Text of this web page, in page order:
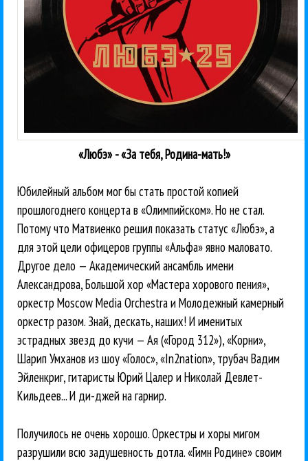
«Любэ» - «За тебя, Родина-мать!»
Юбилейный альбом мог бы стать простой копией
прошлогоднего концерта в «Олимпийском». Но не стал.
Потому что Матвиенко решил показать статус «Любэ», а
для этой цели офицеров группы «Альфа» явно маловато.
Другое дело — Академический ансамбль имени
Александрова, Большой хор «Мастера хорового пения»,
оркестр Moscow Media Orchestra и Молодежный камерный
оркестр разом. Знай, дескать, наших! И именитых
эстрадных звезд до кучи — Ая («Город 312»), «Корни»,
Шарип Умханов из шоу «Голос», «In2nation», трубач Вадим
Эйленкриг, гитаристы Юрий Цалер и Николай Девлет-
Кильдеев... И ди-джей на гарнир.
Получилось не очень хорошо. Оркестры и хоры мигом
разрушили всю задушевность дотла. «Гимн Родине» своим